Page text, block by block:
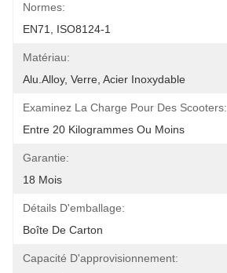
Normes:
EN71, ISO8124-1
Matériau:
Alu.alloy, Verre, Acier Inoxydable
Examinez La Charge Pour Des Scooters:
Entre 20 Kilogrammes Ou Moins
Garantie:
18 Mois
Détails D'emballage:
Boîte De Carton
Capacité D'approvisionnement: